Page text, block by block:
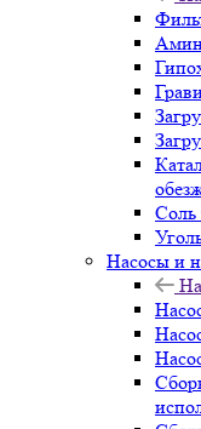
Соль
Насосы и